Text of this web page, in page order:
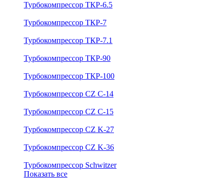
Турбокомпрессор ТКР-6.5
Турбокомпрессор ТКР-7
Турбокомпрессор ТКР-7.1
Турбокомпрессор ТКР-90
Турбокомпрессор ТКР-100
Турбокомпрессор CZ C-14
Турбокомпрессор CZ C-15
Турбокомпрессор CZ K-27
Турбокомпрессор CZ K-36
Турбокомпрессор Schwitzer
Показать все